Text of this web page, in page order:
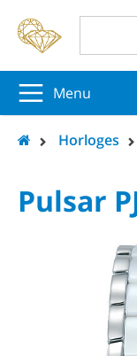
Menu
Horloges
Pulsar